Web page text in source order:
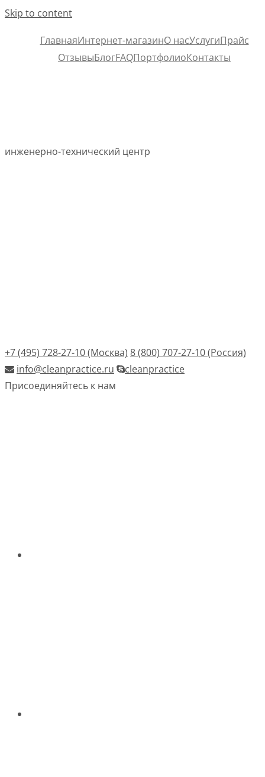
Skip to content
ГлавнаяИнтернет-магазинО насУслугиПрайс
ОтзывыБлогFAQПортфолиоКонтакты
инженерно-технический центр
+7 (495) 728-27-10 (Москва) 8 (800) 707-27-10 (Россия)
info@cleanpractice.ru
cleanpractice
Присоединяйтесь к нам